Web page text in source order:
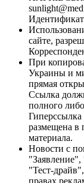
сайте,
При
Украины и
прямая
Ссылка
полного
размещена в
материала.
Новости с
"Тест-
правах